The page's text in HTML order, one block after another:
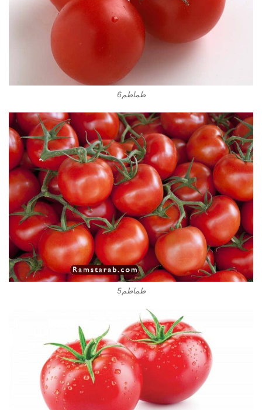
طماطم6
طماطم5